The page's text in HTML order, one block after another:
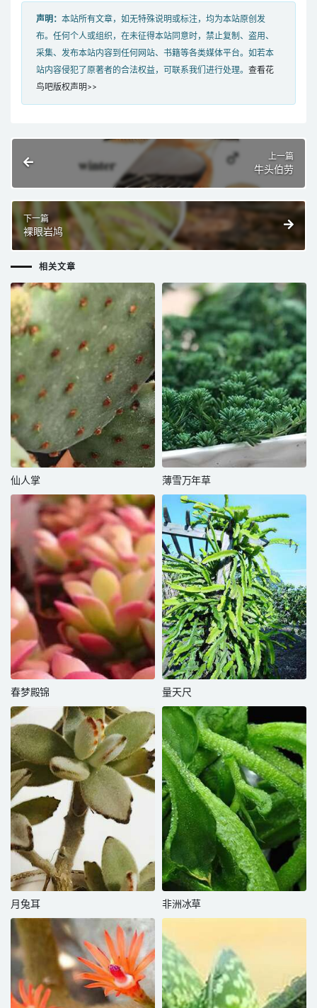
声明： 本站所有文章，如无特殊说明或标注，均为本站原创发
布。任何个人或组织，在未征得本站同意时，禁止复制、盗用、
采集、发布本站内容到任何网站、书籍等各类媒体平台。如若本
站内容侵犯了原著者的合法权益，可联系我们进行处理。 查看花
鸟吧版权声明>>
上一篇
牛头伯劳
下一篇
裸眼岩鸠
相关文章
仙人掌 薄雪万年草
春梦殿锦 量天尺
月兔耳 非洲冰草